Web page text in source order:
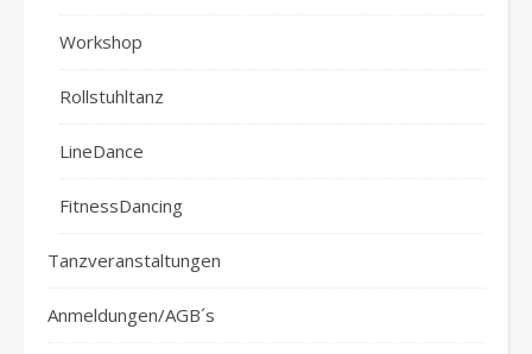
Workshop
Rollstuhltanz
LineDance
FitnessDancing
Tanzveranstaltungen
Anmeldungen/AGB´s